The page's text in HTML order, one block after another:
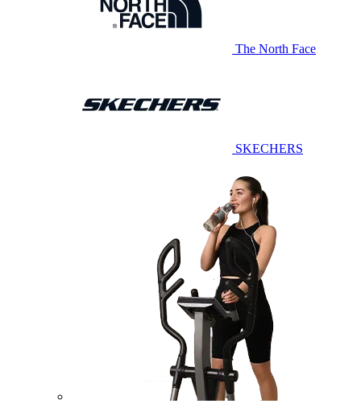
The North Face
SKECHERS